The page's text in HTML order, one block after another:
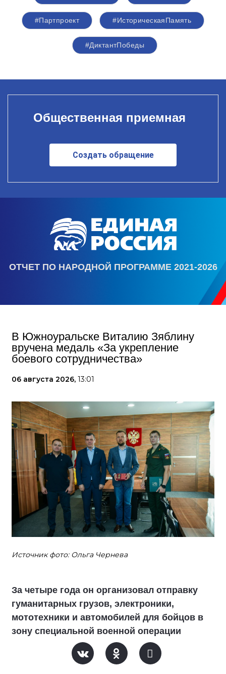
#Партпроект #ИсторическаяПамять
#ДиктантПобеды
Общественная приемная
Создать обращение
ОТЧЕТ ПО НАРОДНОЙ ПРОГРАММЕ 2021-2026
В Южноуральске Виталию Зяблину
вручена медаль «За укрепление
боевого сотрудничества»
06 августа 2026, 13:01
Источник фото: Ольга Чернева
За четыре года он организовал отправку
гуманитарных грузов, электроники,
мототехники и автомобилей для бойцов в
зону специальной военной операции